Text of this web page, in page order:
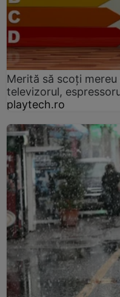
Merită să scoți
televizorul,
playtech.ro